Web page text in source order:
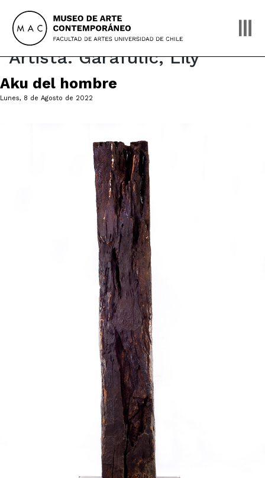
content
Artista:Garafulic, Lily
Aku del hombre
Lunes, 8 de Agosto de 2022